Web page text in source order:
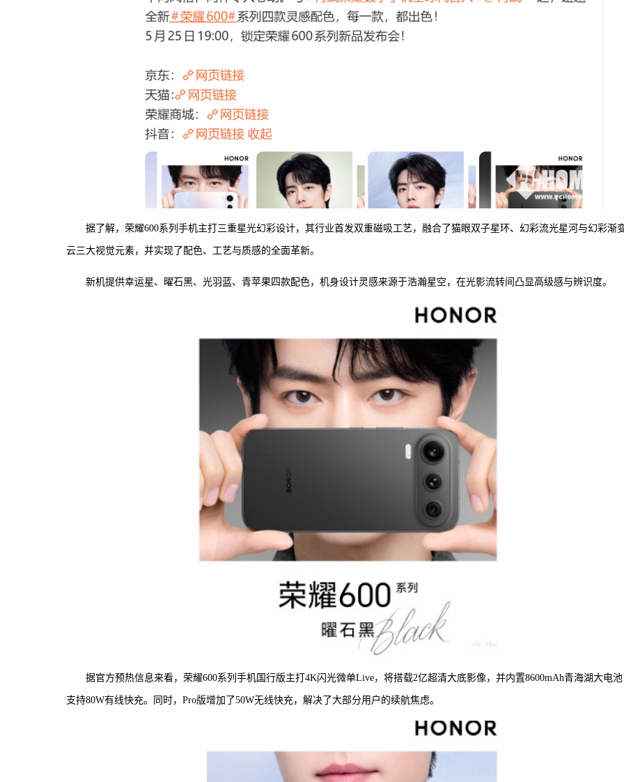
据了解，荣耀600系列手机主打三重星光幻彩设计，其行业首发双重磁吸工艺，融合了猫眼双子星环、幻彩流光星河与幻彩渐
云三大视觉元素，并实现了配色、工艺与质感的全面革新。
新机提供幸运星、曜石黑、光羽蓝、青苹果四款配色，机身设计灵感来源于浩瀚星空，在光影流转间凸显高级感与辨识度。
据官方预热信息来看，荣耀600系列手机国行版主打4K闪光微单Live，将搭载2亿超清大底影像，并内置8600mAh青海湖大电
支持80W有线快充。同时，Pro版增加了50W无线快充，解决了大部分用户的续航焦虑。